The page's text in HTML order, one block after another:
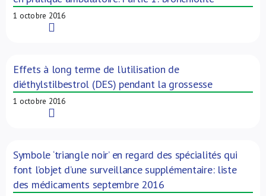
1 octobre 2016
Effets à long terme de l’utilisation de
diéthylstilbestrol (DES) pendant la grossesse
1 octobre 2016
Symbole ‘triangle noir’ en regard des spécialités qui
font l’objet d’une surveillance supplémentaire: liste
des médicaments septembre 2016